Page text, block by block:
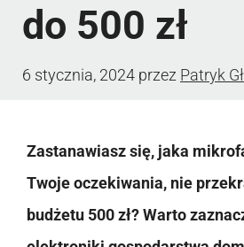
do 500 zł
6 stycznia, 2024 przez Patryk
Zastanawiasz się, jaka
Twoje oczekiwania, nie
budżetu 500 zł? Warto